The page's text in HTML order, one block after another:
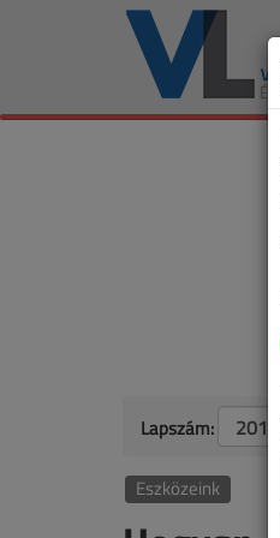
Lapszám:
Eszközeink